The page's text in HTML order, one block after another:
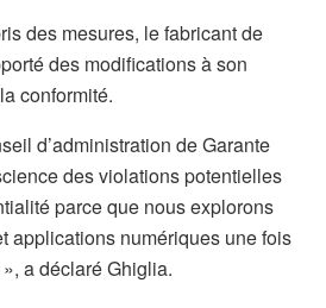
des mesures, le fabricant de
des modifications à son
conformité.
d’administration de Garante
des violations potentielles
parce que nous explorons
applications numériques une fois
a déclaré Ghiglia.